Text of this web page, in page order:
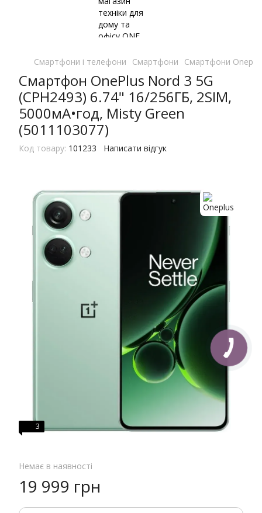
Смартфони і телефони Смартфони Смартфони
Смартфон OnePlus Nord 3 5G
(CPH2493) 6.74" 16/256ГБ, 2SIM,
5000мА•год, Misty Green
(5011103077)
Код товару: 101233 Написати відгук
3
Немає в наявності
19 999 грн